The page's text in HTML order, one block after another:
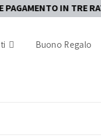
IN TRE RATE
Buono Regalo